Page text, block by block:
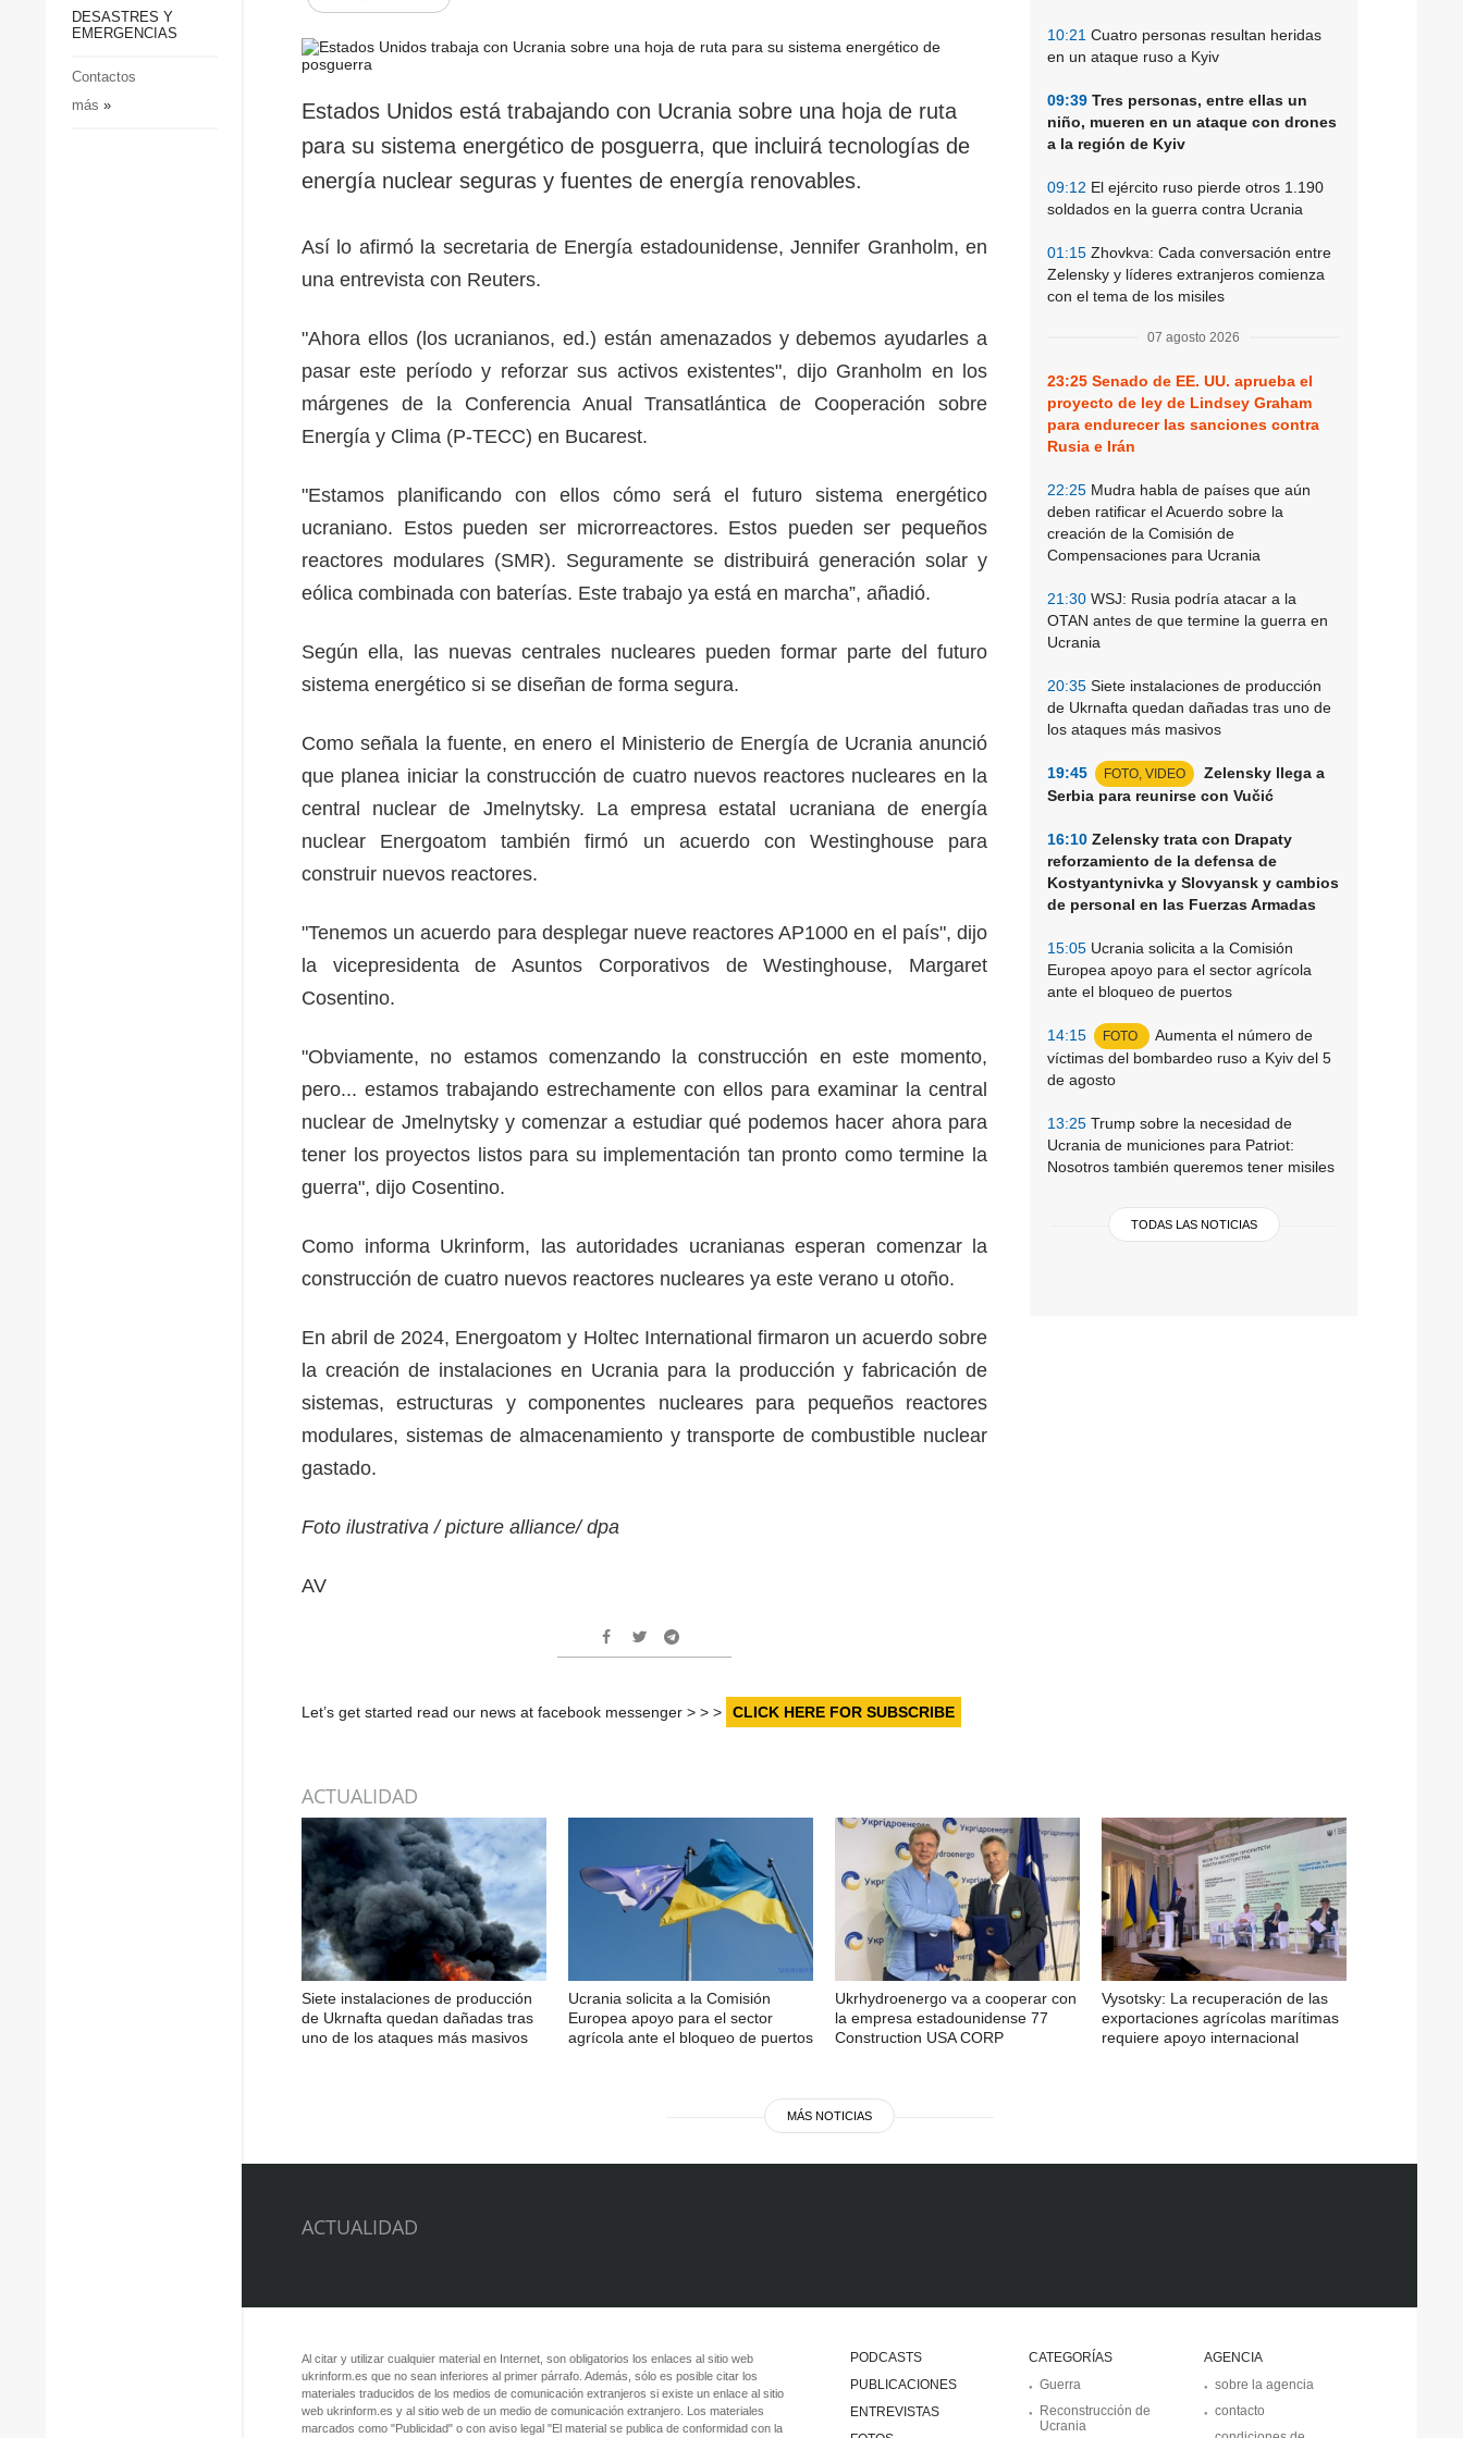
Sociedad y Cultura
Desastres y emergencias
DESASTRES Y
EMERGENCIAS
Contactos
más »
10:21 Cuatro personas resultan heridas
en un ataque ruso a Kyiv
09:39 Tres personas, entre ellas un
niño, mueren en un ataque con drones
a la región de Kyiv
09:12 El ejército ruso pierde otros 1.190
soldados en la guerra contra Ucrania
01:15 Zhovkva: Cada conversación entre
Zelensky y líderes extranjeros comienza
con el tema de los misiles
07 agosto 2026
23:25 Senado de EE. UU. aprueba el
proyecto de ley de Lindsey Graham
para endurecer las sanciones contra
Rusia e Irán
22:25 Mudra habla de países que aún
deben ratificar el Acuerdo sobre la
creación de la Comisión de
Compensaciones para Ucrania
21:30 WSJ: Rusia podría atacar a la
OTAN antes de que termine la guerra en
Ucrania
20:35 Siete instalaciones de producción
de Ukrnafta quedan dañadas tras uno de
los ataques más masivos
19:45 FOTO, VIDEO
Zelensky llega a
Serbia para reunirse con Vučić
16:10 Zelensky trata con Drapaty
reforzamiento de la defensa de
Kostyantynivka y Slovyansk y cambios
de personal en las Fuerzas Armadas
15:05 Ucrania solicita a la Comisión
Europea apoyo para el sector agrícola
ante el bloqueo de puertos
14:15 FOTO
Aumenta el número de
víctimas del bombardeo ruso a Kyiv del 5
de agosto
13:25 Trump sobre la necesidad de
Ucrania de municiones para Patriot:
Nosotros también queremos tener misiles
TODAS LAS NOTICIAS
Estados Unidos está trabajando con Ucrania sobre una hoja de ruta
para su sistema energético de posguerra, que incluirá tecnologías de
energía nuclear seguras y fuentes de energía renovables.
Así lo afirmó la secretaria de Energía estadounidense, Jennifer Granholm, en
una entrevista con Reuters.
"Ahora ellos (los ucranianos, ed.) están amenazados y debemos ayudarles a
pasar este período y reforzar sus activos existentes", dijo Granholm en los
márgenes de la Conferencia Anual Transatlántica de Cooperación sobre
Energía y Clima (P-TECC) en Bucarest.
"Estamos planificando con ellos cómo será el futuro sistema energético
ucraniano. Estos pueden ser microrreactores. Estos pueden ser pequeños
reactores modulares (SMR). Seguramente se distribuirá generación solar y
eólica combinada con baterías. Este trabajo ya está en marcha”, añadió.
Según ella, las nuevas centrales nucleares pueden formar parte del futuro
sistema energético si se diseñan de forma segura.
Como señala la fuente, en enero el Ministerio de Energía de Ucrania anunció
que planea iniciar la construcción de cuatro nuevos reactores nucleares en la
central nuclear de Jmelnytsky. La empresa estatal ucraniana de energía
nuclear Energoatom también firmó un acuerdo con Westinghouse para
construir nuevos reactores.
"Tenemos un acuerdo para desplegar nueve reactores AP1000 en el país", dijo
la vicepresidenta de Asuntos Corporativos de Westinghouse, Margaret
Cosentino.
"Obviamente, no estamos comenzando la construcción en este momento,
pero... estamos trabajando estrechamente con ellos para examinar la central
nuclear de Jmelnytsky y comenzar a estudiar qué podemos hacer ahora para
tener los proyectos listos para su implementación tan pronto como termine la
guerra", dijo Cosentino.
Como informa Ukrinform, las autoridades ucranianas esperan comenzar la
construcción de cuatro nuevos reactores nucleares ya este verano u otoño.
En abril de 2024, Energoatom y Holtec International firmaron un acuerdo sobre
la creación de instalaciones en Ucrania para la producción y fabricación de
sistemas, estructuras y componentes nucleares para pequeños reactores
modulares, sistemas de almacenamiento y transporte de combustible nuclear
gastado.
Foto ilustrativa / picture alliance/ dpa
AV
Let’s get started read our news at facebook messenger > > > CLICK HERE FOR SUBSCRIBE
ACTUALIDAD
Siete instalaciones de producción
de Ukrnafta quedan dañadas tras
uno de los ataques más masivos
Ucrania solicita a la Comisión
Europea apoyo para el sector
agrícola ante el bloqueo de puertos
Ukrhydroenergo va a cooperar con
la empresa estadounidense 77
Construction USA CORP
Vysotsky: La recuperación de las
exportaciones agrícolas marítimas
requiere apoyo internacional
MÁS NOTICIAS
ACTUALIDAD
CATEGORÍAS
Guerra
Reconstrucción de
Ucrania
AGENCIA
sobre la agencia
contacto
PODCASTS
PUBLICACIONES
ENTREVISTAS
Al citar y utilizar cualquier material en Internet, son obligatorios los enlaces al sitio web
ukrinform.es que no sean inferiores al primer párrafo. Además, sólo es posible citar los
materiales traducidos de los medios de comunicación extranjeros si existe un enlace al sitio
web ukrinform.es y al sitio web de un medio de comunicación extranjero. Los materiales
marcados como "Publicidad" o con aviso legal "El material se publica de conformidad con la